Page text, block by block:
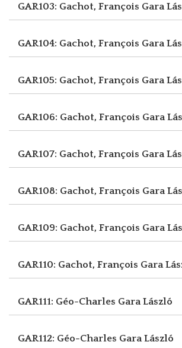
GAR103: Gachot, François Gara
GAR104: Gachot, François Gara
GAR105: Gachot, François Gara
GAR106: Gachot, François Gara
GAR107: Gachot, François Gara
GAR108: Gachot, François Gara
GAR109: Gachot, François Gara
GAR110: Gachot, François Gara
GAR111: Géo-Charles Gara László
GAR112: Géo-Charles Gara László